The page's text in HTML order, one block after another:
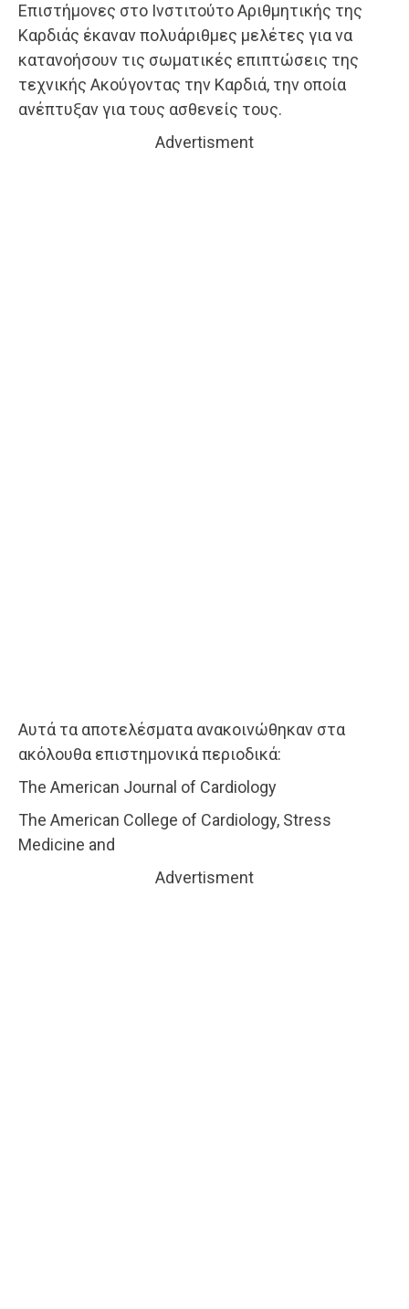
Επιστήμονες στο Ινστιτούτο Αριθμητικής της
Καρδιάς έκαναν πολυάριθμες μελέτες για να
κατανοήσουν τις σωματικές επιπτώσεις της
τεχνικής Ακούγοντας την Καρδιά, την οποία
ανέπτυξαν για τους ασθενείς τους.
Advertisment
Αυτά τα αποτελέσματα ανακοινώθηκαν στα
ακόλουθα επιστημονικά περιοδικά:
The American Journal of Cardiology
The American College of Cardiology, Stress
Medicine and
Advertisment